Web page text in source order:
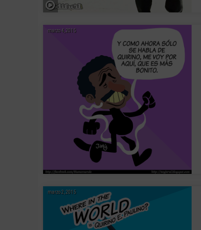
marzo 4, 2015
marzo 2, 2015